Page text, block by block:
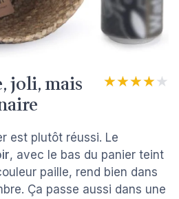
joli, mais ★★★★★
★★★★★
est plutôt réussi. Le
, avec le bas du panier teint
paille, rend bien dans
Ça passe aussi dans une